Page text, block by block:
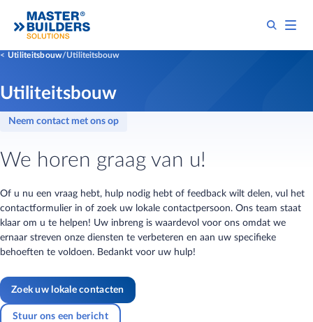
Utiliteitsbouw Utiliteitsbouw
Utiliteitsbouw
Neem contact met ons op
We horen graag van u!
Of u nu een vraag hebt, hulp nodig hebt of feedback wilt delen, vul het
contactformulier in of zoek uw lokale contactpersoon. Ons team staat
klaar om u te helpen! Uw inbreng is waardevol voor ons omdat we
ernaar streven onze diensten te verbeteren en aan uw specifieke
behoeften te voldoen. Bedankt voor uw hulp!
Zoek uw lokale contacten
Stuur ons een bericht